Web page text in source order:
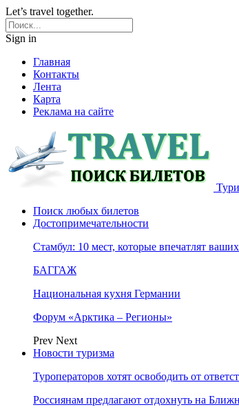
Let’s travel together.
Sign in
Главная
Контакты
Лента
Карта
Реклама на сайте
Поиск любых билетов
Достопримечательности
Стамбул: 10 мест, которые впечатлят
БАГГАЖ
Национальная кухня Германии
Форум «Арктика – Регионы»
Prev Next
Новости туризма
Туроператоров хотят освободить от
Россиянам предлагают отдохнуть на